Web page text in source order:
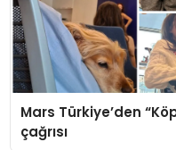
Mars Türkiye’den
çağrısı